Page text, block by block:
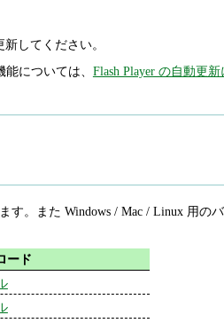
してください。
については、 Flash Player の自動更
す。また Windows / Mac / Linux 用の
ード